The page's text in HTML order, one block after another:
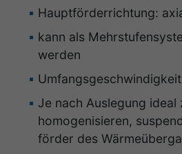
Hauptförderrichtung:
kann als
werden
Je nach Auslegung ideal
homogenisieren,
förder des